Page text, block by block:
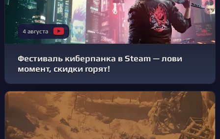
4 августа
Фестиваль киберпанка в Steam — лови
момент, скидки горят!